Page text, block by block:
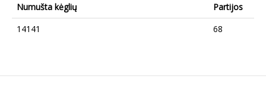
Numušta kėglių
Partijos
14141
68